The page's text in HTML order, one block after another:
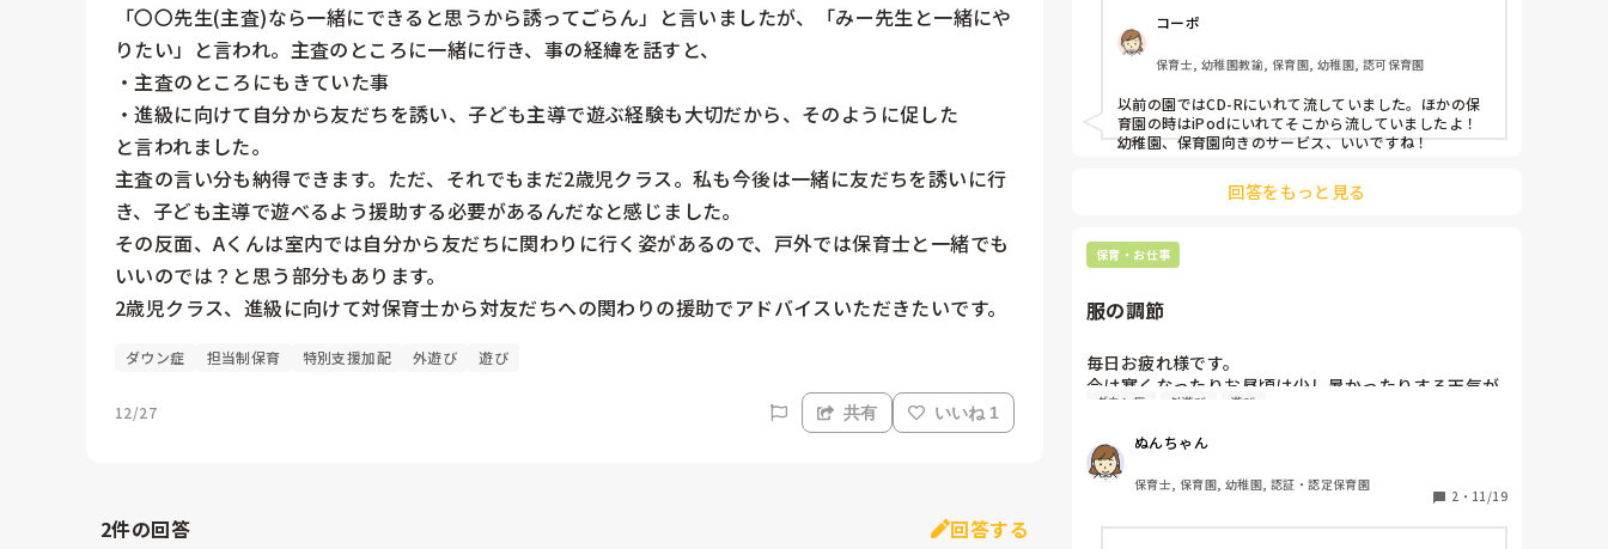
「〇〇先生(主査)なら一緒にできると思うから誘ってごらん」と言いましたが、「みー先生と一緒にや
りたい」と言われ。主査のところに一緒に行き、事の経緯を話すと、
・主査のところにもきていた事
・進級に向けて自分から友だちを誘い、子ども主導で遊ぶ経験も大切だから、そのように促した
と言われました。
主査の言い分も納得できます。ただ、それでもまだ2歳児クラス。私も今後は一緒に友だちを誘いに行
き、子ども主導で遊べるよう援助する必要があるんだなと感じました。
その反面、Aくんは室内では自分から友だちに関わりに行く姿があるので、戸外では保育士と一緒でも
いいのでは？と思う部分もあります。
2歳児クラス、進級に向けて対保育士から対友だちへの関わりの援助でアドバイスいただきたいです。
ダウン症 担当制保育 特別支援加配 外遊び 遊び
12/27 共有 いいね 1
2件の回答 回答する
したものを流したりすることもあるのですが、ダウン
ロードできる種類も少ないので…
個人的には、月額500円とかで、幼稚園、保育園向け
の曲聴き放題サービスとかあったらいいなーとか思い
ます。
コーポ
保育士, 幼稚園教諭, 保育園, 幼稚園, 認可保育園
以前の園ではCD-Rにいれて流していました。ほかの保
育園の時はiPodにいれてそこから流していましたよ！
幼稚園、保育園向きのサービス、いいですね！
回答をもっと見る
保育・お仕事
服の調節
毎日お疲れ様です。
今は寒くなったりお昼頃は少し暑かったりする天気が
続いていますが、子どもたちの服の調節はどのように
戸外遊びをする際はダウン着てますか？？
ダウン症 外遊び 遊び
ぬんちゃん
保育士, 保育園, 幼稚園, 認証・認定保育園
2 ・ 11/19